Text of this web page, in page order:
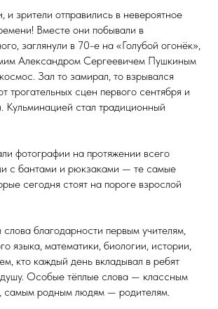
и зрители отправились в невероятное
Вместе они побывали в
заглянули в 70-е на «Голубой огонёк»,
Александром Сергеевичем Пушкиным
Зал то замирал, то взрывался
трогательных сцен первого сентября и
Кульминацией стал традиционный
фотографии на протяжении всего
с бантами и рюкзаками — те самые
сегодня стоят на пороге взрослой
благодарности первым учителям,
языка, математики, биологии, истории,
кто каждый день вкладывал в ребят
Особые тёплые слова — классным
самым родным людям — родителям.